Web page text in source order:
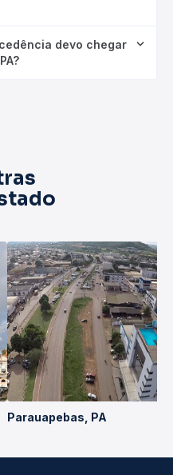
devo chegar
Parauapebas, PA